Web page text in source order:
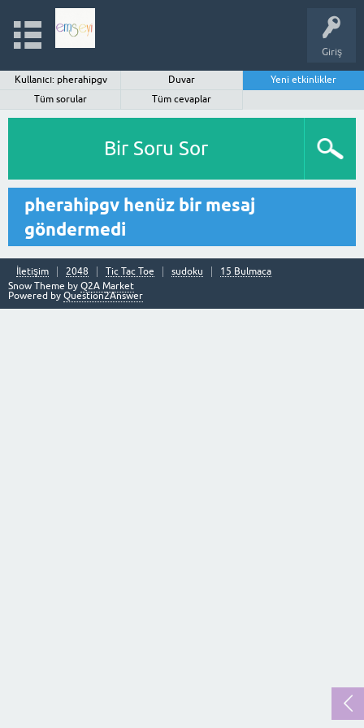
Giriş
Kullanıcı: pherahipgv Duvar
Yeni etkinlikler
Tüm sorular
Tüm cevaplar
Bir Soru Sor
pherahipgv henüz bir mesaj
göndermedi
İletişim 2048 Tic Tac Toe sudoku
15 Bulmaca
Snow Theme by Q2A Market
Powered by Question2Answer